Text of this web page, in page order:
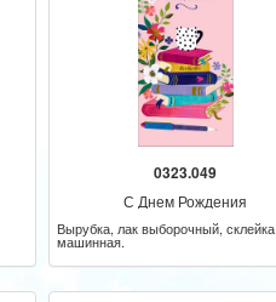
0323.049
С Днем Рождения
Вырубка, лак выборочный, склейка
машинная.